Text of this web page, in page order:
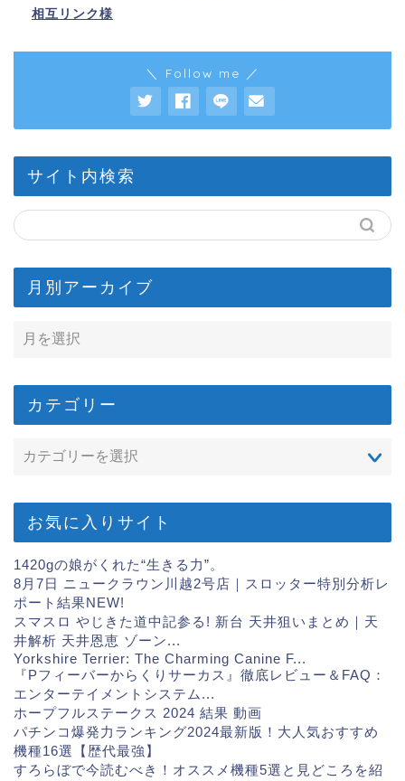
相互リンク様
＼ Follow me ／
サイト内検索
月別アーカイブ
カテゴリー
お気に入りサイト
1420gの娘がくれた“生きる力”。
8月7日 ニュークラウン川越2号店｜スロッター特別分析レ
ポート結果NEW!
スマスロ やじきた道中記参る! 新台 天井狙いまとめ｜天
井解析 天井恩恵 ゾーン...
Yorkshire Terrier: The Charming Canine F...
『Pフィーバーからくりサーカス』徹底レビュー＆FAQ：
エンターテイメントシステム...
ホープフルステークス 2024 結果 動画
パチンコ爆発力ランキング2024最新版！大人気おすすめ
機種16選【歴代最強】
すろらぼで今読むべき！オススメ機種5選と見どころを紹